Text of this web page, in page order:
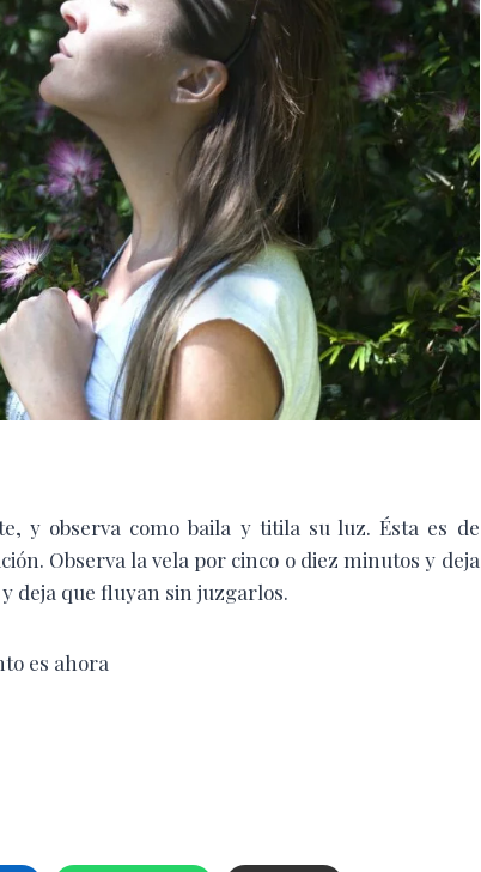
y observa como baila y titila su luz. Ésta es de
Observa la vela por cinco o diez minutos y deja
deja que fluyan sin juzgarlos.
es ahora